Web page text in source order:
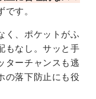
す。
く、ポケットがふ
もなし。サッと手
ターチャンスも逃
の落下防止にも役